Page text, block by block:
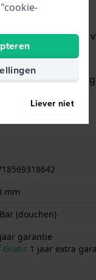
van 30 mm en is
wordt het
mm
(douchen)
garantie
Gratis 1 jaar extra
Liever niet